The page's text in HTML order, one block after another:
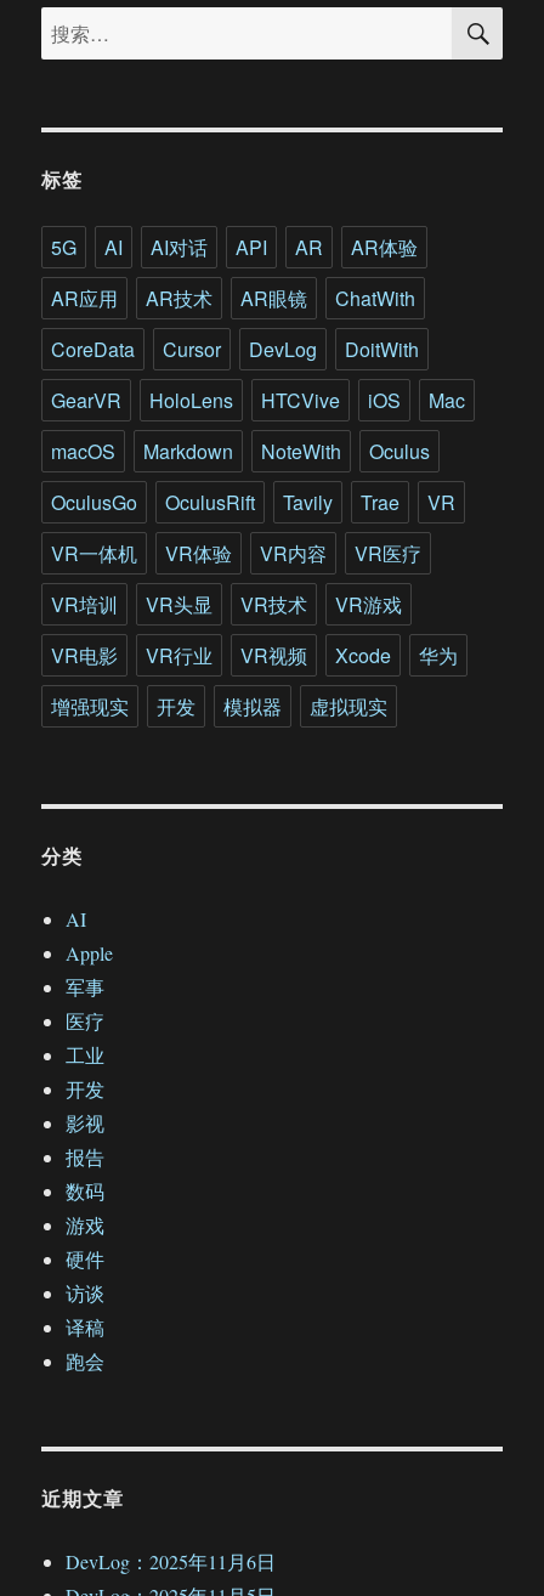
病
学
会
如
何
将
VR/AR
用
于
精
神
疾
病
领
域
搜
索：
搜
标签
5G AI AI对话 API AR
AR体验
AR应用
AR技术 AR眼镜
ChatWith
CoreData
Cursor DevLog
DoitWith
GearVR
HoloLens HTCVive iOS
Mac
macOS
Markdown NoteWith
Oculus
OculusGo
OculusRift Tavily Trae
VR
VR一体机
VR体验 VR内容
VR医疗
VR培训
VR头显 VR技术
VR游戏
VR电影
VR行业 VR视频 Xcode
华为
增强现实
开发 模拟器 虚拟现实
分类
AI
Apple
军事
医疗
工业
开发
影视
报告
数码
游戏
硬件
访谈
译稿
跑会
近期文章
DevLog：2025年11月6日